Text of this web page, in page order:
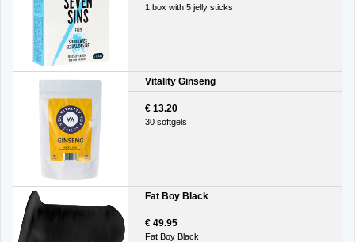
1 box with 5 jelly sticks
Vitality Ginseng
€ 13.20
30 softgels
Fat Boy Black
€ 49.95
Fat Boy Black